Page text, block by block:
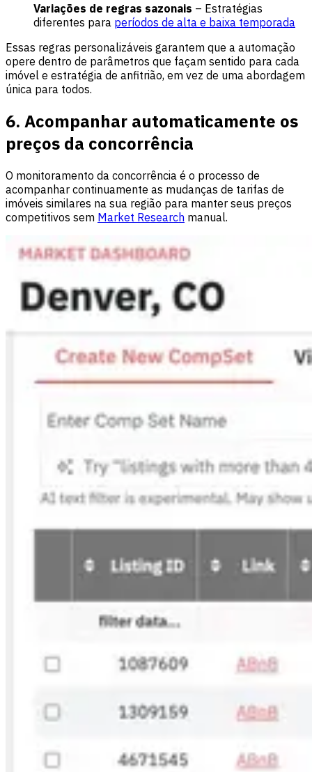
Variações de regras sazonais – Estratégias
diferentes para períodos de alta e baixa temporada
Essas regras personalizáveis garantem que a automação
opere dentro de parâmetros que façam sentido para cada
imóvel e estratégia de anfitrião, em vez de uma abordagem
única para todos.
6. Acompanhar automaticamente os
preços da concorrência
O monitoramento da concorrência é o processo de
acompanhar continuamente as mudanças de tarifas de
imóveis similares na sua região para manter seus preços
competitivos sem Market Research manual.